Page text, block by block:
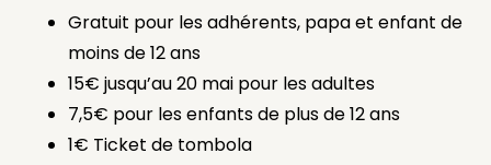
Gratuit pour les adhérents, papa et enfant de
moins de 12 ans
15€ jusqu’au 20 mai pour les adultes
7,5€ pour les enfants de plus de 12 ans
1€ Ticket de tombola